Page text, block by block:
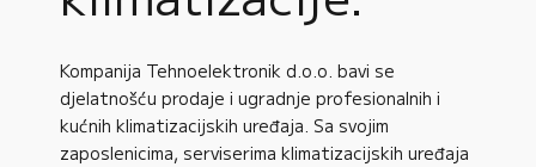
Kompanija Tehnoelektronik d.o.o. bavi se
djelatnošću prodaje i ugradnje profesionalnih i
kućnih klimatizacijskih uređaja. Sa svojim
zaposlenicima, serviserima klimatizacijskih uređaja